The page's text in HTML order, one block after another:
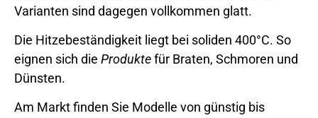
Varianten sind dagegen vollkommen glatt.
Die Hitzebeständigkeit liegt bei soliden 400°C. So
eignen sich die Produktefür Braten, Schmoren und
Dünsten.
Am Markt finden Sie Modelle von günstig bis